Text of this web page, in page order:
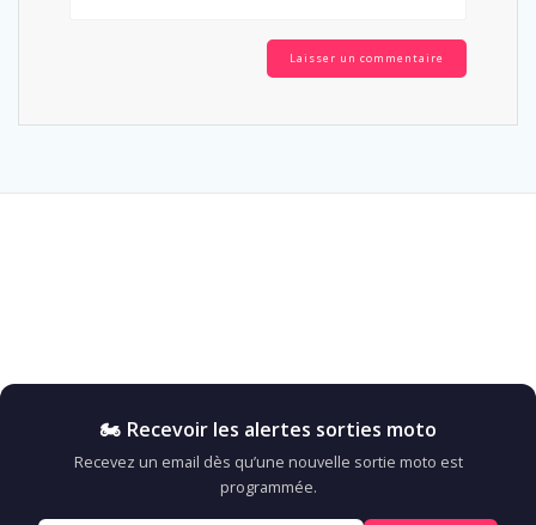
🏍️ Recevoir les alertes sorties moto
Recevez un email dès qu’une nouvelle sortie moto est
programmée.